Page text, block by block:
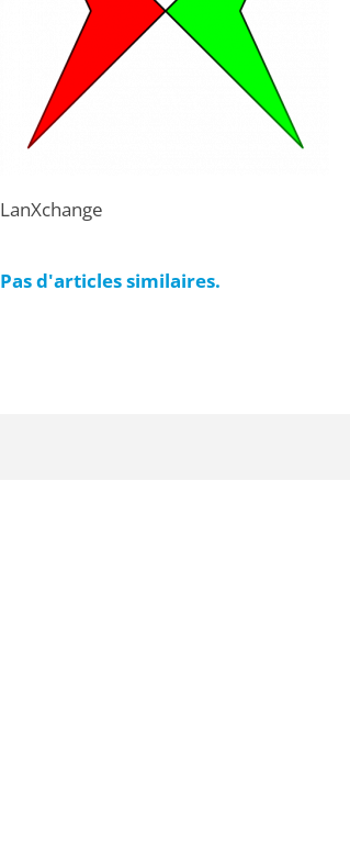
LanXchange
Pas d'articles similaires.